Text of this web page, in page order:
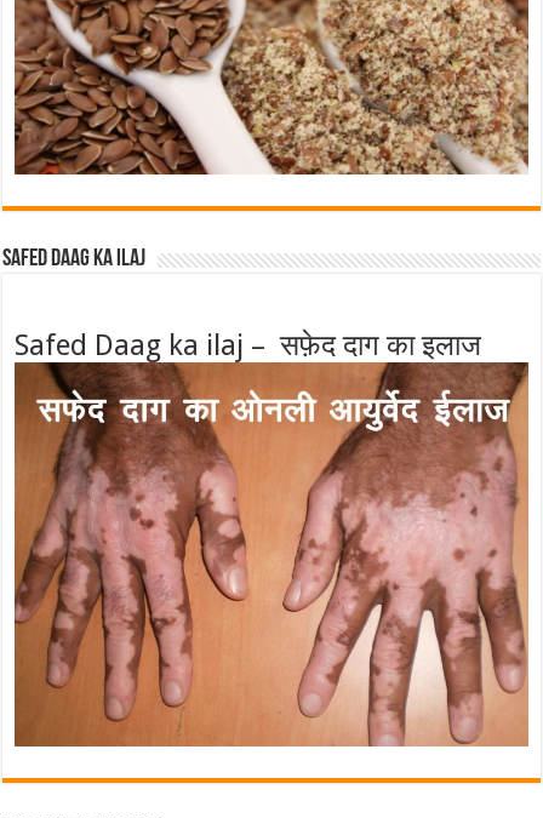
Safed Daag ka ilaj
Safed Daag ka ilaj – सफ़ेद दाग का इलाज